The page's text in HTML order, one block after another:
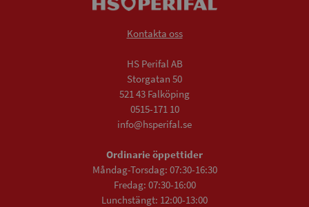
Kontakta oss
HS Perifal AB
Storgatan 50
521 43 Falköping
0515-171 10
info@hsperifal.se
Ordinarie öppettider
Måndag-Torsdag: 07:30-16:30
Fredag: 07:30-16:00
Lunchstängt: 12:00-13:00